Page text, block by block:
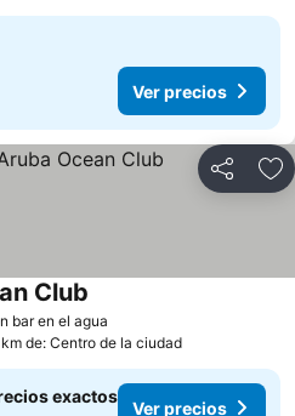
Ver precios
Compartir
bar en el agua
Club
km de: Centro de la ciudad
exactos
Ver precios